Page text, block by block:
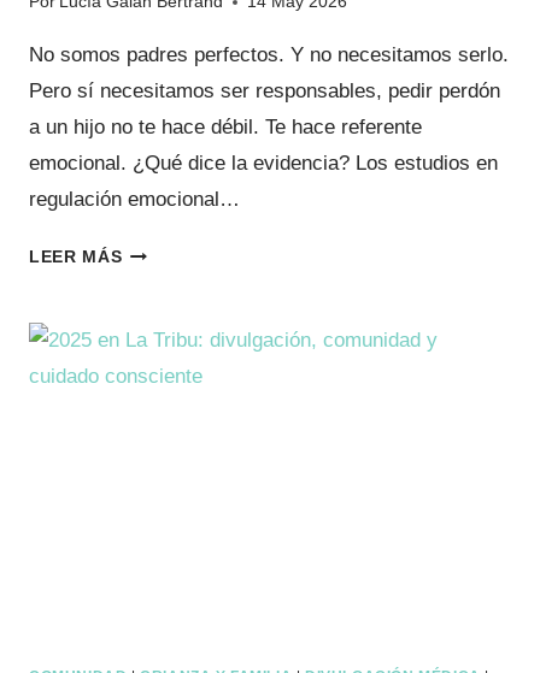
No somos padres perfectos. Y no necesitamos serlo.
Pero sí necesitamos ser responsables, pedir perdón
a un hijo no te hace débil. Te hace referente
emocional. ¿Qué dice la evidencia? Los estudios en
regulación emocional…
LEER MÁSCÓMO
A